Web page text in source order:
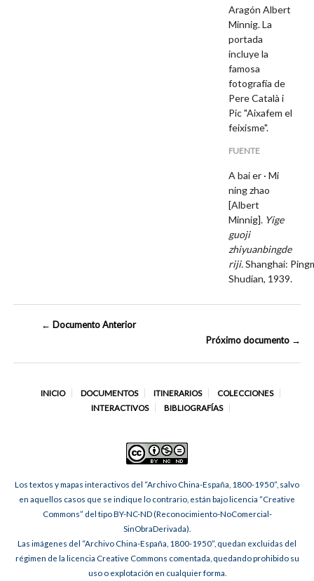
Aragón Albert
Minnig. La
portada
incluye la
famosa
fotografía de
Pere Català i
Pic "Aixafem el
feixisme".
FUENTE
A bai er · Mi
ning zhao
[Albert
Minnig]. Yige
guoji
zhiyuanbingde
riji.Shanghai:
Shudian, 1939.
← Documento Anterior
Próximo documento →
INICIO DOCUMENTOS ITINERARIOS
COLECCIONES
INTERACTIVOS
BIBLIOGRAFÍAS
Los textos y mapas interactivos del “Archivo China-España, 1800-1950”, salvo
en aquellos casos que se indique lo contrario, están bajo licencia “Creative
Commons” del tipo BY-NC-ND (Reconocimiento-NoComercial-
SinObraDerivada).
Las imágenes del “Archivo China-España, 1800-1950”, quedan excluidas del
régimen de la licencia Creative Commons comentada, quedando prohibido su
uso o explotación en cualquier forma.